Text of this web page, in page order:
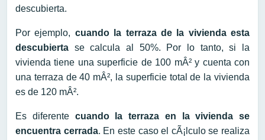
descubierta.
Por ejemplo, cuando la terraza de la vivienda esta
descubierta se calcula al 50%. Por lo tanto, si la
vivienda tiene una superficie de 100 mÂ² y cuenta con
una terraza de 40 mÂ², la superficie total de la vivienda
es de 120 mÂ².
Es diferente cuando la terraza en la vivienda se
encuentra cerrada. En este caso el cÃ¡lculo se realiza